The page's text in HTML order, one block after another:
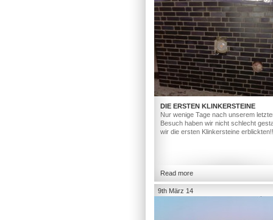
DIE ERSTEN KLINKERSTEINE
Nur wenige Tage nach unserem
Besuch haben wir nicht schlecht
wir die ersten Klinkersteine
Read more
9th März 14